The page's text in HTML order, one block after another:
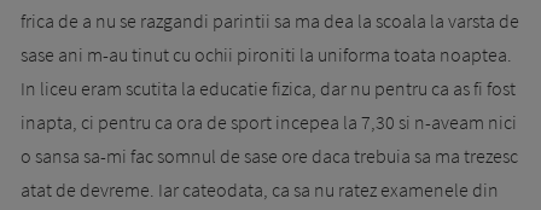
frica de a nu se razgandi parintii sa ma dea la scoala la varsta de
sase ani m-au tinut cu ochii pironiti la uniforma toata noaptea.
In liceu eram scutita la educatie fizica, dar nu pentru ca as fi fost
inapta, ci pentru ca ora de sport incepea la 7,30 si n-aveam nici
o sansa sa-mi fac somnul de sase ore daca trebuia sa ma trezesc
atat de devreme. Iar cateodata, ca sa nu ratez examenele din